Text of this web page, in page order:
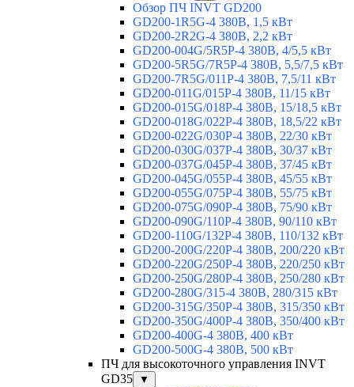
Обзор ПЧ INVT GD200
GD200-1R5G-4 380В, 1,5 кВт
GD200-2R2G-4 380В, 2,2 кВт
GD200-004G/5R5P-4 380В, 4/5,5 кВт
GD200-5R5G/7R5P-4 380В, 5,5/7,5 кВт
GD200-7R5G/011P-4 380В, 7,5/11 кВт
GD200-011G/015P-4 380В, 11/15 кВт
GD200-015G/018P-4 380В, 15/18,5 кВт
GD200-018G/022P-4 380В, 18,5/22 кВт
GD200-022G/030P-4 380В, 22/30 кВт
GD200-030G/037P-4 380В, 30/37 кВт
GD200-037G/045P-4 380В, 37/45 кВт
GD200-045G/055P-4 380В, 45/55 кВт
GD200-055G/075P-4 380В, 55/75 кВт
GD200-075G/090P-4 380В, 75/90 кВт
GD200-090G/110P-4 380В, 90/110 кВт
GD200-110G/132P-4 380В, 110/132 кВт
GD200-200G/220P-4 380В, 200/220 кВт
GD200-220G/250P-4 380В, 220/250 кВт
GD200-250G/280P-4 380В, 250/280 кВт
GD200-280G/315-4 380В, 280/315 кВт
GD200-315G/350P-4 380В, 315/350 кВт
GD200-350G/400P-4 380В, 350/400 кВт
GD200-400G-4 380В, 400 кВт
GD200-500G-4 380В, 500 кВт
ПЧ для высокоточного управления INVT
GD35
▼